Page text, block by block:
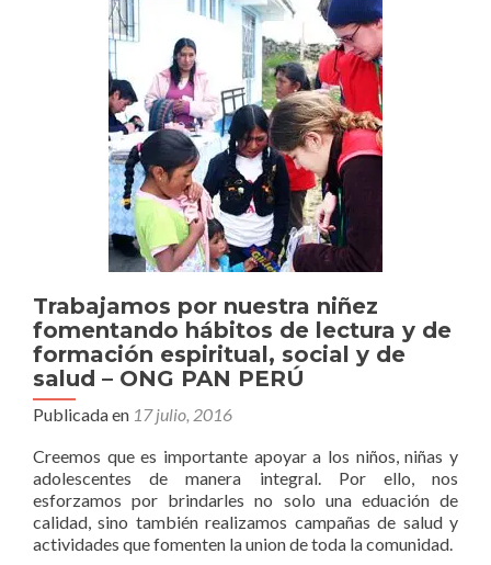
Trabajamos por nuestra niñez
fomentando hábitos de lectura y de
formación espiritual, social y de
salud – ONG PAN PERÚ
Publicada en 17 julio, 2016
Creemos que es importante apoyar a los niños, niñas y
adolescentes de manera integral. Por ello, nos
esforzamos por brindarles no solo una eduación de
calidad, sino también realizamos campañas de salud y
actividades que fomenten la union de toda la comunidad.